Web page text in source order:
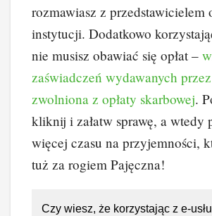
rozmawiasz z przedstawicielem
instytucji. Dodatkowo
nie musisz obawiać się opłat –
zaświadczeń wydawanych
zwolniona z opłaty skarbowej.
kliknij i załatw sprawę, a wtedy
więcej czasu na przyjemności,
tuż za rogiem Pajęczna!
Czy wiesz, że korzystając z e-